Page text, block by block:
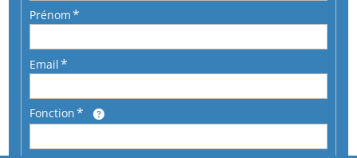
Prénom
Email
Fonction